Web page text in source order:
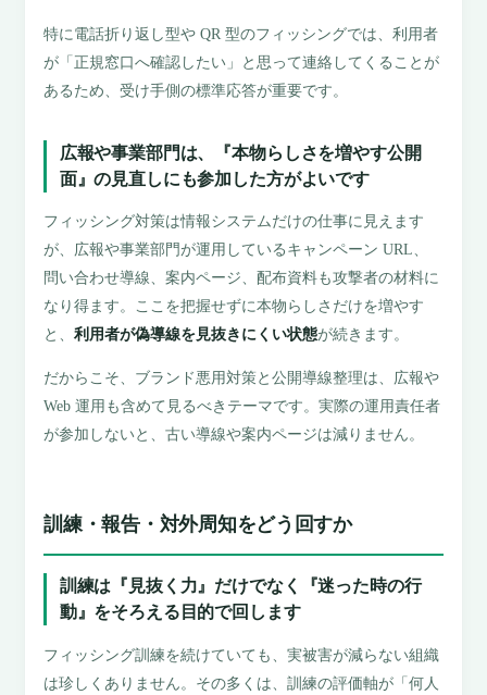
特に電話折り返し型や QR 型のフィッシングでは、利用者
が「正規窓口へ確認したい」と思って連絡してくることが
あるため、受け手側の標準応答が重要です。
広報や事業部門は、『本物らしさを増やす公開
面』の見直しにも参加した方がよいです
フィッシング対策は情報システムだけの仕事に見えます
が、広報や事業部門が運用しているキャンペーン URL、
問い合わせ導線、案内ページ、配布資料も攻撃者の材料に
なり得ます。ここを把握せずに本物らしさだけを増やす
と、利用者が偽導線を見抜きにくい状態が続きます。
だからこそ、ブランド悪用対策と公開導線整理は、広報や
Web 運用も含めて見るべきテーマです。実際の運用責任者
が参加しないと、古い導線や案内ページは減りません。
訓練・報告・対外周知をどう回すか
訓練は『見抜く力』だけでなく『迷った時の行
動』をそろえる目的で回します
フィッシング訓練を続けていても、実被害が減らない組織
は珍しくありません。その多くは、訓練の評価軸が「何人